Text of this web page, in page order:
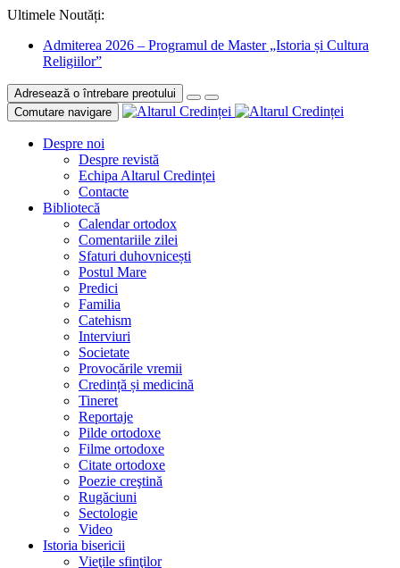
Ultimele Noutăți:
Admiterea 2026 – Programul de Master „Istoria și Cultura
Religiilor”
Adresează o întrebare preotului
Comutare navigare
Despre noi
Despre revistă
Echipa Altarul Credinței
Contacte
Bibliotecă
Calendar ortodox
Comentariile zilei
Sfaturi duhovnicești
Postul Mare
Predici
Familia
Catehism
Interviuri
Societate
Provocările vremii
Credință și medicină
Tineret
Reportaje
Pilde ortodoxe
Filme ortodoxe
Citate ortodoxe
Poezie creştină
Rugăciuni
Sectologie
Video
Istoria bisericii
Vieţile sfinţilor